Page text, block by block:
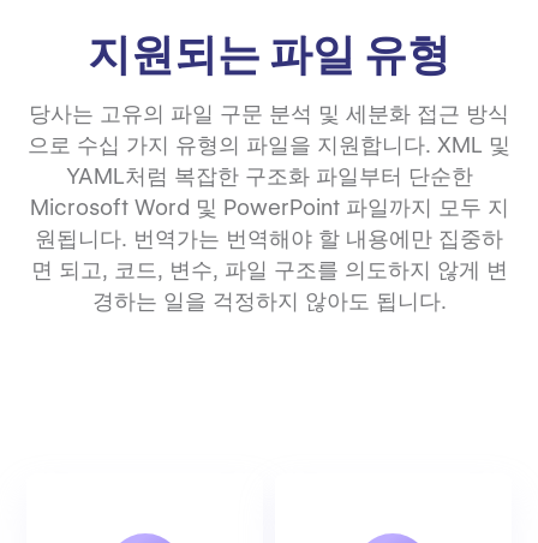
지원되는 파일 유형
당사는 고유의 파일 구문 분석 및 세분화 접근 방식
으로 수십 가지 유형의 파일을 지원합니다. XML 및
YAML처럼 복잡한 구조화 파일부터 단순한
Microsoft Word 및 PowerPoint 파일까지 모두 지
원됩니다. 번역가는 번역해야 할 내용에만 집중하
면 되고, 코드, 변수, 파일 구조를 의도하지 않게 변
경하는 일을 걱정하지 않아도 됩니다.